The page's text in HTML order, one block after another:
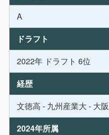
A
ドラフト
2022年 ドラフト 6位
経歴
文徳高 - 九州産業大 - 大
2024年所属